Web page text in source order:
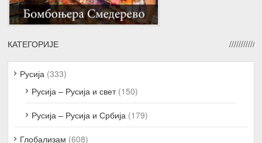
КАТЕГОРИЈЕ
Русија (333)
Русија – Русија и свет(150)
Русија – Русија и Србија (179)
Глобализам (608)